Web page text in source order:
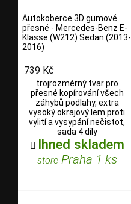
Autokoberce 3D gumové
přesné - Mercedes-Benz E-
Klasse (W212) Sedan (2013-
2016)
739 Kč
trojrozměrný tvar pro
přesné kopírování všech
záhybů podlahy, extra
vysoký okrajový lem proti
vylití a vysypání nečistot,
sada 4 díly
 Ihned skladem
storePraha 1 ks